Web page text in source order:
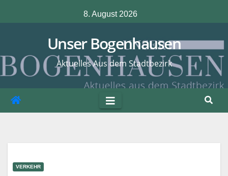
Inhalt
8. August 2026
Unser Bogenhausen
Aktuelles Aus dem Stadtbezirk
VERKEHR